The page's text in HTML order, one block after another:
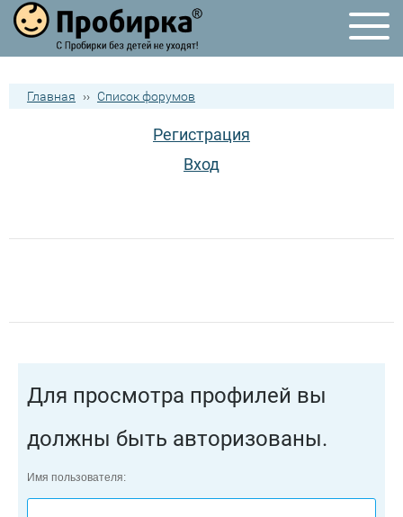
Главная ›› Список форумов
Регистрация
Вход
Для просмотра профилей вы
должны быть авторизованы.
Имя пользователя: